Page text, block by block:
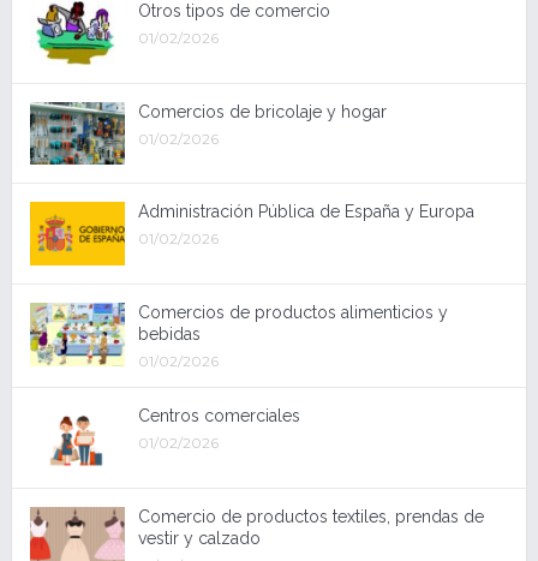
Otros tipos de comercio
01/02/2026
Comercios de bricolaje y hogar
01/02/2026
Administración Pública de España y Europa
01/02/2026
Comercios de productos alimenticios y
bebidas
01/02/2026
Centros comerciales
01/02/2026
Comercio de productos textiles, prendas de
vestir y calzado